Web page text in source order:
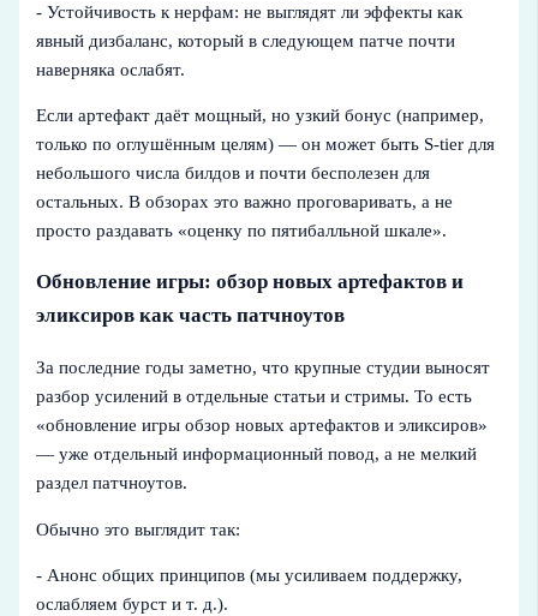
- Устойчивость к нерфам: не выглядят ли эффекты как
явный дизбаланс, который в следующем патче почти
наверняка ослабят.
Если артефакт даёт мощный, но узкий бонус (например,
только по оглушённым целям) — он может быть S‑tier для
небольшого числа билдов и почти бесполезен для
остальных. В обзорах это важно проговаривать, а не
просто раздавать «оценку по пятибалльной шкале».
Обновление игры: обзор новых артефактов и
эликсиров как часть патчноутов
За последние годы заметно, что крупные студии выносят
разбор усилений в отдельные статьи и стримы. То есть
«обновление игры обзор новых артефактов и эликсиров»
— уже отдельный информационный повод, а не мелкий
раздел патчноутов.
Обычно это выглядит так:
- Анонс общих принципов (мы усиливаем поддержку,
ослабляем бурст и т. д.).